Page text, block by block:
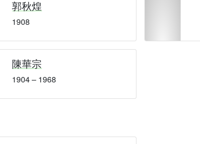
郭秋煌
1908
陳華宗
1904 – 1968